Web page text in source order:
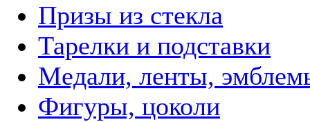
Призы из стекла
Тарелки и подставки
Медали, ленты,
Фигуры, цоколи